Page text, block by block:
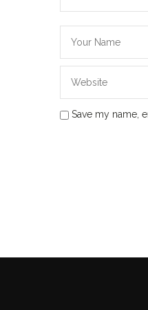
Save my name,